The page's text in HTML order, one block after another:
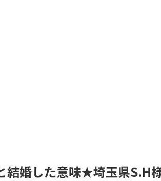
結婚した意味★埼玉県S.H